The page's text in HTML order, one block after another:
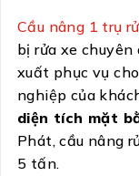
Cầu nâng 1 trụ
bị rửa xe
xuất phục vụ
nghiệp của
diện tích mặt
Phát, cầu nâng
5 tấn.